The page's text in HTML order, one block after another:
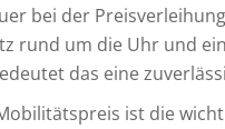
bei der
rund um die Uhr und
das eine
ist die